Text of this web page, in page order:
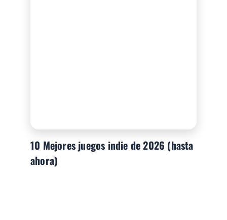
10 Mejores juegos indie de 2026 (hasta
ahora)